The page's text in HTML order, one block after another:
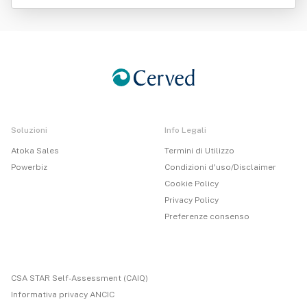
Soluzioni
Atoka Sales
Powerbiz
Info Legali
Termini di Utilizzo
Condizioni d'uso/Disclaimer
Cookie Policy
Privacy Policy
Preferenze consenso
CSA STAR Self-Assessment (CAIQ)
Informativa privacy ANCIC